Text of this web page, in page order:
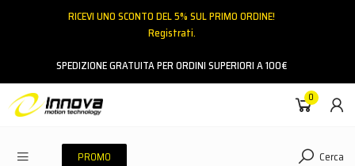
RICEVI UNO SCONTO DEL 5% SUL PRIMO ORDINE!
Registrati.
SPEDIZIONE GRATUITA PER ORDINI SUPERIORI A 100€
0
PROMO Cerca